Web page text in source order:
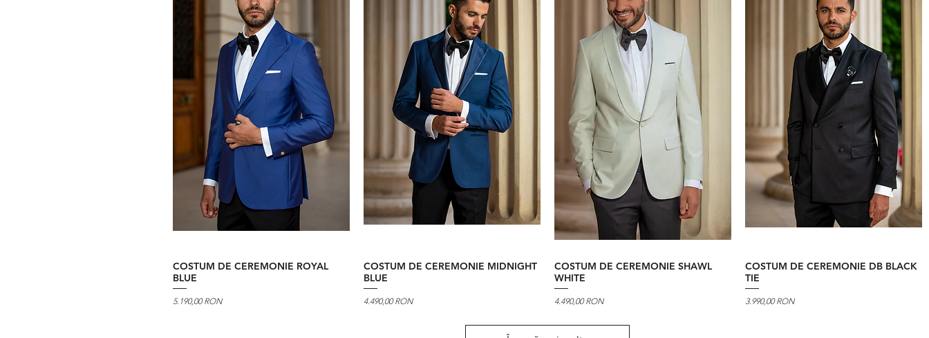
COSTUM DE CEREMONIE ROYAL
BLUE
Preț
5.190,00 RON
COSTUM DE CEREMONIE MIDNIGHT
BLUE
Preț
4.490,00 RON
COSTUM DE CEREMONIE SHAWL
WHITE
Preț
4.490,00 RON
COSTUM DE CEREMONIE DB BLACK
TIE
Preț
3.990,00 RON